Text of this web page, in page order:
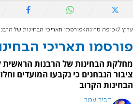
ערוץ 7 כיפה סרוגה פורסמו תאריכי הבחינות של
פורסמו תאריכי
מחלקת הבחינות של הרבנות
ציבור הנבחנים כי נקבעו המועדים
הבחינות הקרוב
דביר עמר